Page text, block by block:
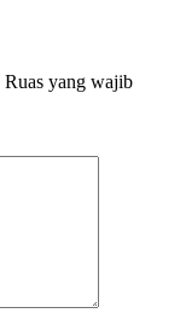
Ruas yang wajib